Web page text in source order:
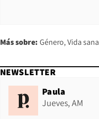
Más sobre: Género Vida sana
NEWSLETTER
Paula
Jueves, AM